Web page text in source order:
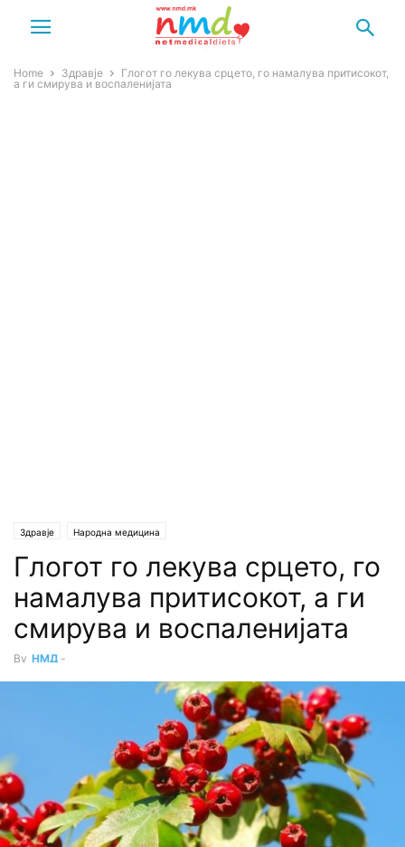
Home Здравје
Глогот го лекува срцето, го намалува притисокот,
а ги смирува и воспаленијата
Здравје Народна медицина
Глогот го лекува срцето, го
намалува притисокот, а ги
смирува и воспаленијата
By НМД -